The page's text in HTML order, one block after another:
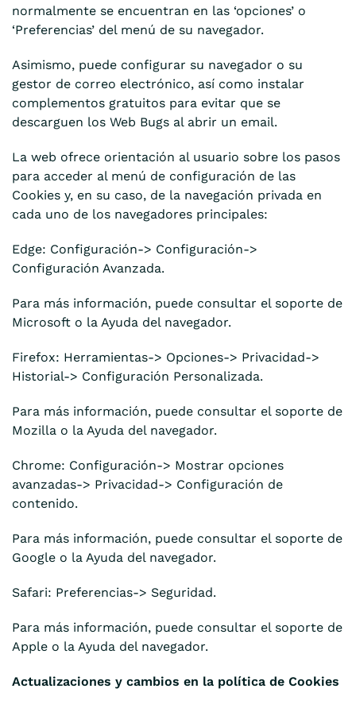
normalmente se encuentran en las ‘opciones’ o
‘Preferencias’ del menú de su navegador.
Asimismo, puede configurar su navegador o su
gestor de correo electrónico, así como instalar
complementos gratuitos para evitar que se
descarguen los Web Bugs al abrir un email.
La web ofrece orientación al usuario sobre los pasos
para acceder al menú de configuración de las
Cookies y, en su caso, de la navegación privada en
cada uno de los navegadores principales:
Edge: Configuración-> Configuración->
Configuración Avanzada.
Para más información, puede consultar el soporte de
Microsoft o la Ayuda del navegador.
Firefox: Herramientas-> Opciones-> Privacidad->
Historial-> Configuración Personalizada.
Para más información, puede consultar el soporte de
Mozilla o la Ayuda del navegador.
Chrome: Configuración-> Mostrar opciones
avanzadas-> Privacidad-> Configuración de
contenido.
Para más información, puede consultar el soporte de
Google o la Ayuda del navegador.
Safari: Preferencias-> Seguridad.
Para más información, puede consultar el soporte de
Apple o la Ayuda del navegador.
Actualizaciones y cambios en la política de Cookies